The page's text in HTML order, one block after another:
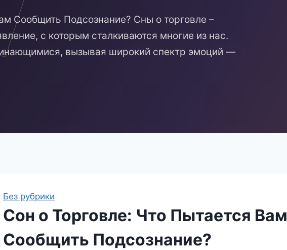
Сообщить Подсознание? Сны о торговле –
с которым сталкиваются многие из нас.
вызывая широкий спектр эмоций —
Без рубрики
Сон о Торговле: Что Пытается Вам
Сообщить Подсознание?